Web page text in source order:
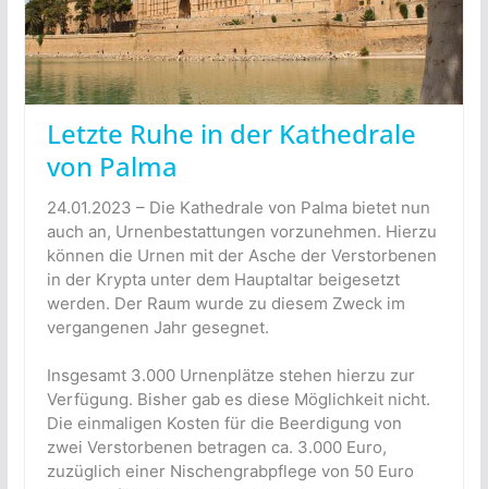
Letzte Ruhe in der Kathedrale
von Palma
24.01.2023 – Die Kathedrale von Palma bietet nun
auch an, Urnenbestattungen vorzunehmen. Hierzu
können die Urnen mit der Asche der Verstorbenen
in der Krypta unter dem Hauptaltar beigesetzt
werden. Der Raum wurde zu diesem Zweck im
vergangenen Jahr gesegnet.
Insgesamt 3.000 Urnenplätze stehen hierzu zur
Verfügung. Bisher gab es diese Möglichkeit nicht.
Die einmaligen Kosten für die Beerdigung von
zwei Verstorbenen betragen ca. 3.000 Euro,
zuzüglich einer Nischengrabpflege von 50 Euro